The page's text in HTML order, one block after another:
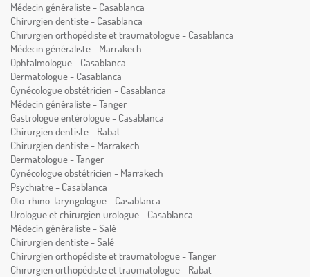
Médecin généraliste - Casablanca
Chirurgien dentiste - Casablanca
Chirurgien orthopédiste et traumatologue - Casablanca
Médecin généraliste - Marrakech
Ophtalmologue - Casablanca
Dermatologue - Casablanca
Gynécologue obstétricien - Casablanca
Médecin généraliste - Tanger
Gastrologue entérologue - Casablanca
Chirurgien dentiste - Rabat
Chirurgien dentiste - Marrakech
Dermatologue - Tanger
Gynécologue obstétricien - Marrakech
Psychiatre - Casablanca
Oto-rhino-laryngologue - Casablanca
Urologue et chirurgien urologue - Casablanca
Médecin généraliste - Salé
Chirurgien dentiste - Salé
Chirurgien orthopédiste et traumatologue - Tanger
Chirurgien orthopédiste et traumatologue - Rabat